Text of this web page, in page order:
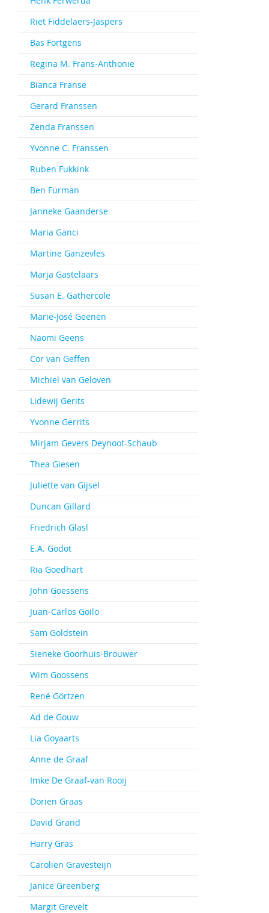
Riet Fiddelaers-Jaspers
Bas Fortgens
Regina M. Frans-Anthonie
Bianca Franse
Gerard Franssen
Zenda Franssen
Yvonne C. Franssen
Ruben Fukkink
Ben Furman
Janneke Gaanderse
Maria Ganci
Martine Ganzevles
Marja Gastelaars
Susan E. Gathercole
Marie-José Geenen
Naomi Geens
Cor van Geffen
Michiel van Geloven
Lidewij Gerits
Yvonne Gerrits
Mirjam Gevers Deynoot-Schaub
Thea Giesen
Juliette van Gijsel
Duncan Gillard
Friedrich Glasl
E.A. Godot
Ria Goedhart
John Goessens
Juan-Carlos Goilo
Sam Goldstein
Sieneke Goorhuis-Brouwer
Wim Goossens
René Görtzen
Ad de Gouw
Lia Goyaarts
Anne de Graaf
Imke De Graaf-van Rooij
Dorien Graas
David Grand
Harry Gras
Carolien Gravesteijn
Janice Greenberg
Margit Grevelt